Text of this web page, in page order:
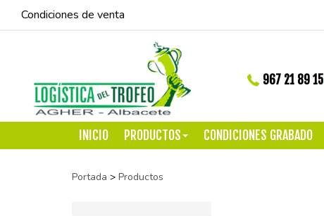
Condiciones de venta
967 21 89 15
INICIO PRODUCTOS CONDICIONES GRABADO
Portada > Productos